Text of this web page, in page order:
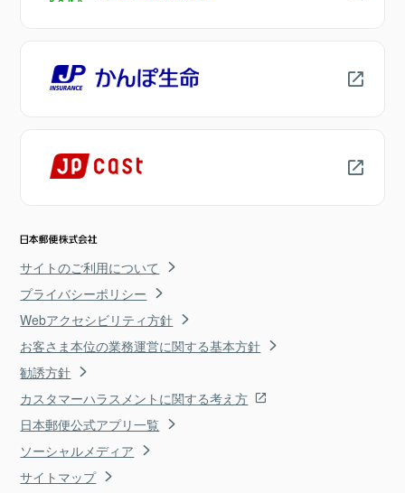
サイトのご利用について
プライバシーポリシー
Webアクセシビリティ方針
お客さま本位の業務運営に関する基本方針
勧誘方針
カスタマーハラスメントに関する考え方
日本郵便公式アプリ一覧
ソーシャルメディア
サイトマップ